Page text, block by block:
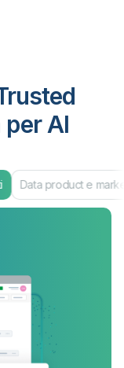
per AI
Data product e